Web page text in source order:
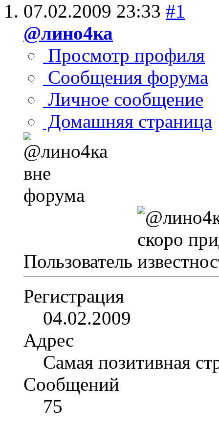
07.02.2009 23:33 #1
@лино4ка
Просмотр профиля
Сообщения форума
Личное сообщение
Домашняя страница
Пользователь
Регистрация
04.02.2009
Адрес
Самая позитивная
Сообщений
75